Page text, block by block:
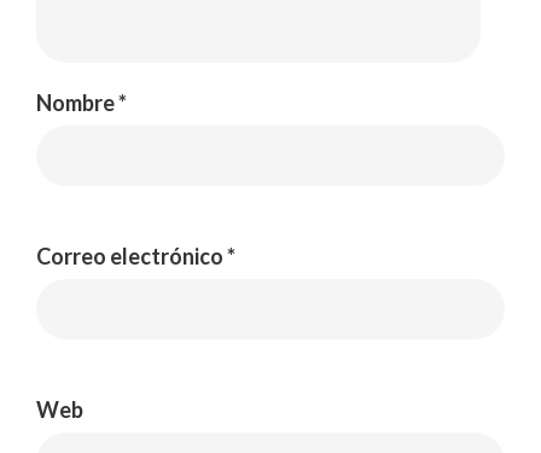
Nombre*
Correo electrónico*
Web